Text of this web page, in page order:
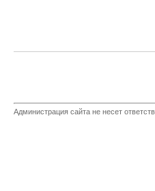
Администрация сайта не несет